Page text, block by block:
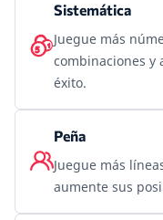
Sistemática
Juegue más
combinaciones y
éxito.
Peña
Juegue más
aumente sus